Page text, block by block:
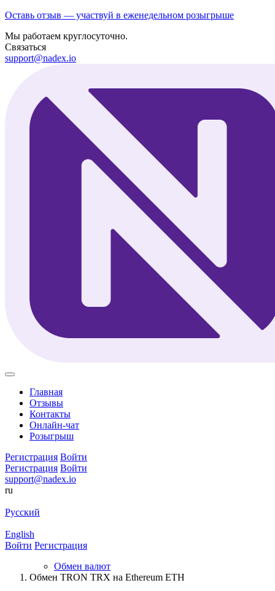
Оставь отзыв — участвуй в еженедельном розыгрыше
Мы работаем круглосуточно.
Связаться
support@nadex.io
Главная
Отзывы
Контакты
Онлайн-чат
Розыгрыш
Регистрация Войти
Регистрация Войти
support@nadex.io
ru
Русский
English
Войти Регистрация
Обмен валют
Обмен TRON TRX на Ethereum ETH